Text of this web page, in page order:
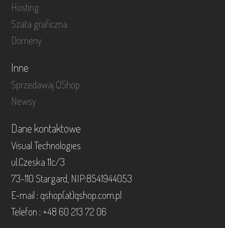
Hosting
Szata graficzna
Domeny
Inne
Sprzedawaj QShop
Newsy
Dane kontaktowe
Visual Technologies
ul.Czeska 11c/3
73-110 Stargard, NIP:8541944053
E-mail : qshop(at)qshop.com.pl
Telefon : +48 60 213 72 06